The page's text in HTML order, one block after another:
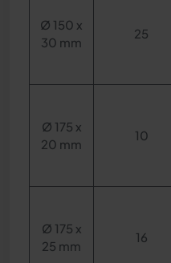
Ø 150 x
30 mm
25
Ø 175 x
20 mm
10
Ø 175 x
25 mm
16